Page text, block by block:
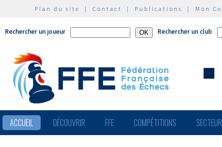
Plan du site | Contact | Publications | Mon
Rechercher un joueur Rechercher un club
ACCUEIL DÉCOUVRIR FFE COMPÉTITIONS